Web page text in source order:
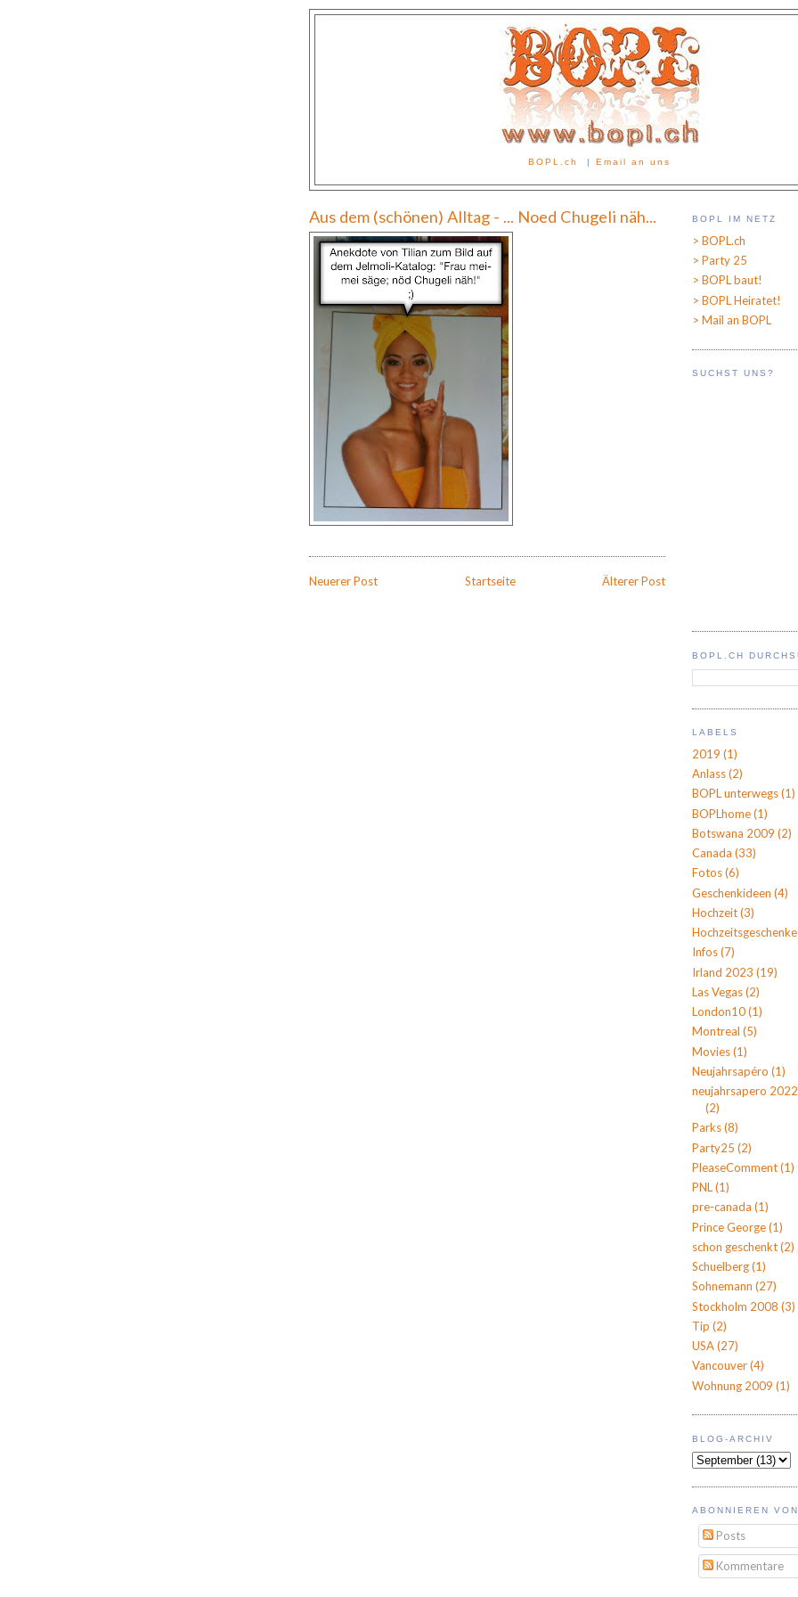
BOPL.ch | Email an uns
Aus dem (schönen) Alltag - ... Noed Chugeli näh...
Neuerer Post Älterer Post
Startseite
BOPL IM NETZ
> BOPL.ch
> Party 25
> BOPL baut!
> BOPL Heiratet!
> Mail an BOPL
SUCHST UNS?
BOPL.CH
LABELS
2019 (1)
Anlass(2)
BOPL unterwegs(1)
BOPLhome(1)
Botswana 2009 (2)
Canada (33)
Fotos(6)
Geschenkideen (4)
Hochzeit(3)
Hochzeitsgeschenke
Infos(7)
Irland 2023 (19)
Las Vegas(2)
London10(1)
Montreal (5)
Movies(1)
Neujahrsapéro (1)
neujahrsapero
(2)
Parks(8)
Party25 (2)
PleaseComment(1)
PNL(1)
pre-canada (1)
Prince George(1)
schon geschenkt(2)
Schuelberg(1)
Sohnemann (27)
Stockholm 2008 (3)
Tip (2)
USA(27)
Vancouver(4)
Wohnung 2009 (1)
BLOG-ARCHIV
ABONNIEREN
Posts
Kommentare